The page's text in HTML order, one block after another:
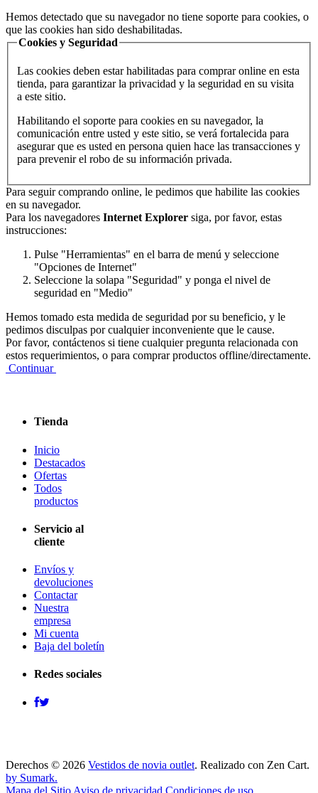
Hemos detectado que su navegador no tiene soporte para cookies, o
que las cookies han sido deshabilitadas.
Cookies y Seguridad
Las cookies deben estar habilitadas para comprar online en esta
tienda, para garantizar la privacidad y la seguridad en su visita
a este sitio.
Habilitando el soporte para cookies en su navegador, la
comunicación entre usted y este sitio, se verá fortalecida para
asegurar que es usted en persona quien hace las transacciones y
para prevenir el robo de su información privada.
Para seguir comprando online, le pedimos que habilite las cookies
en su navegador.
Para los navegadores Internet Explorer siga, por favor, estas
instrucciones:
Pulse "Herramientas" en el barra de menú y seleccione
"Opciones de Internet"
Seleccione la solapa "Seguridad" y ponga el nivel de
seguridad en "Medio"
Hemos tomado esta medida de seguridad por su beneficio, y le
pedimos disculpas por cualquier inconveniente que le cause.
Por favor, contáctenos si tiene cualquier pregunta relacionada con
estos requerimientos, o para comprar productos offline/directamente.
Continuar
Tienda
Inicio
Destacados
Ofertas
Todos
productos
Servicio al
cliente
Envíos y
devoluciones
Contactar
Nuestra
empresa
Mi cuenta
Baja del boletín
Redes sociales
Derechos © 2026 Vestidos de novia outlet. Realizado con Zen Cart.
by Sumark.
Mapa del Sitio Aviso de privacidad Condiciones de uso